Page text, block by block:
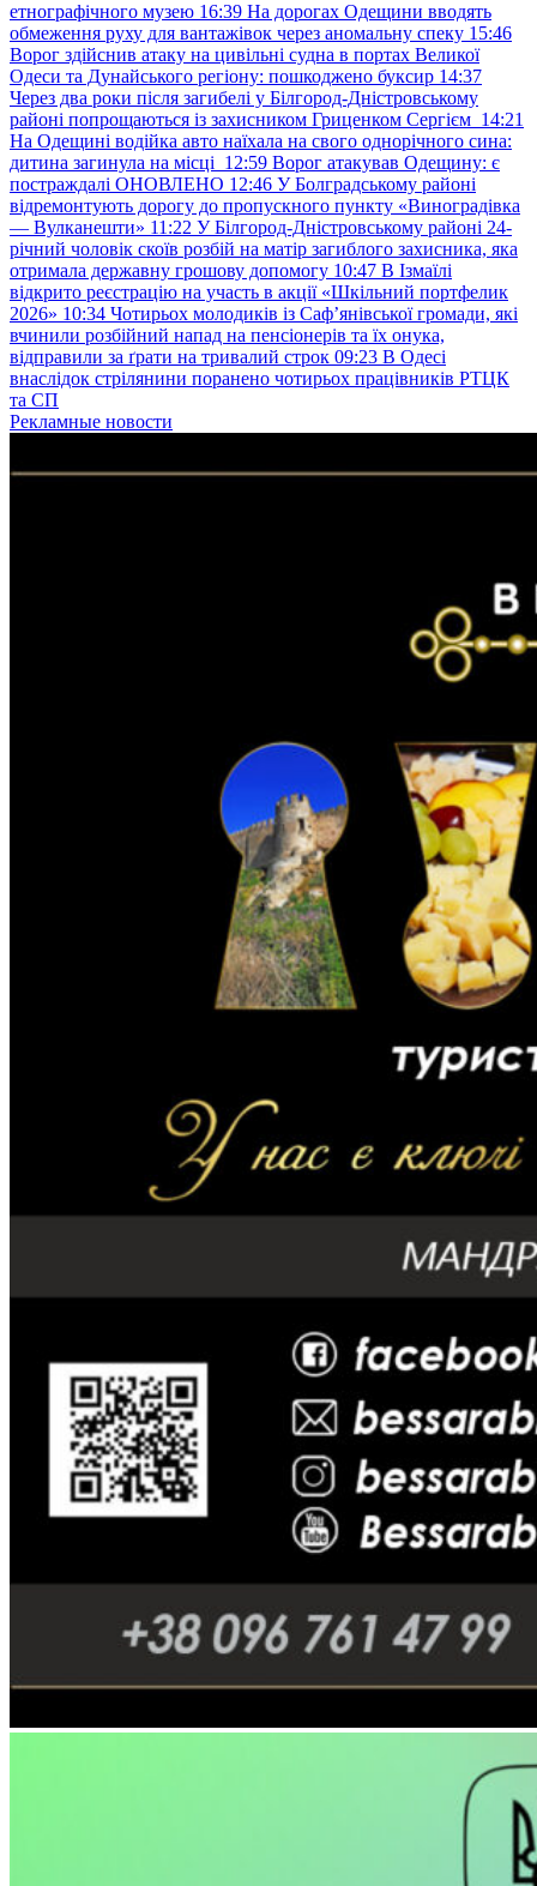
етнографічного музею 16:39 На дорогах Одещини вводять
обмеження руху для вантажівок через аномальну спеку 15:46
Ворог здійснив атаку на цивільні судна в портах Великої
Одеси та Дунайського регіону: пошкоджено буксир 14:37
Через два роки після загибелі у Білгород-Дністровському
районі попрощаються із захисником Гриценком Сергієм 14:21
На Одещині водійка авто наїхала на свого однорічного сина:
дитина загинула на місці 12:59 Ворог атакував Одещину: є
постраждалі ОНОВЛЕНО 12:46 У Болградському районі
відремонтують дорогу до пропускного пункту «Виноградівка
— Вулканешти» 11:22 У Білгород-Дністровському районі 24-
річний чоловік скоїв розбій на матір загиблого захисника, яка
отримала державну грошову допомогу 10:47 В Ізмаїлі
відкрито реєстрацію на участь в акції «Шкільний портфелик
2026» 10:34 Чотирьох молодиків із Саф’янівської громади, які
вчинили розбійний напад на пенсіонерів та їх онука,
відправили за ґрати на тривалий строк 09:23 В Одесі
внаслідок стрілянини поранено чотирьох працівників РТЦК
та СП
Рекламные новости